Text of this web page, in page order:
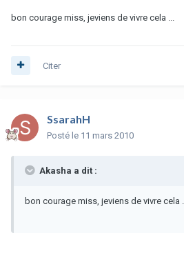
bon courage miss, jeviens de vivre cela ...
Citer
SsarahH
Posté le 11 mars 2010
Akasha a dit :
bon courage miss, jeviens de vivre cela ...